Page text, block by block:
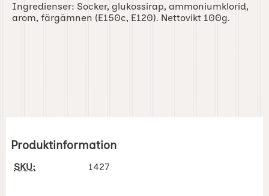
Ingredienser: Socker, glukossirap, ammoniumklorid,
arom, färgämnen (E150c, E120). Nettovikt 100g.
Produktinformation
SKU: 1427